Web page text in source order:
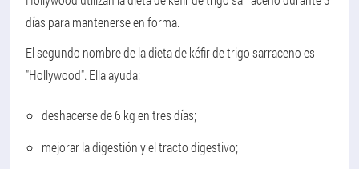
días para mantenerse en forma.
El segundo nombre de la dieta de kéfir de trigo sarraceno es
"Hollywood". Ella ayuda:
deshacerse de 6 kg en tres días;
mejorar la digestión y el tracto digestivo;